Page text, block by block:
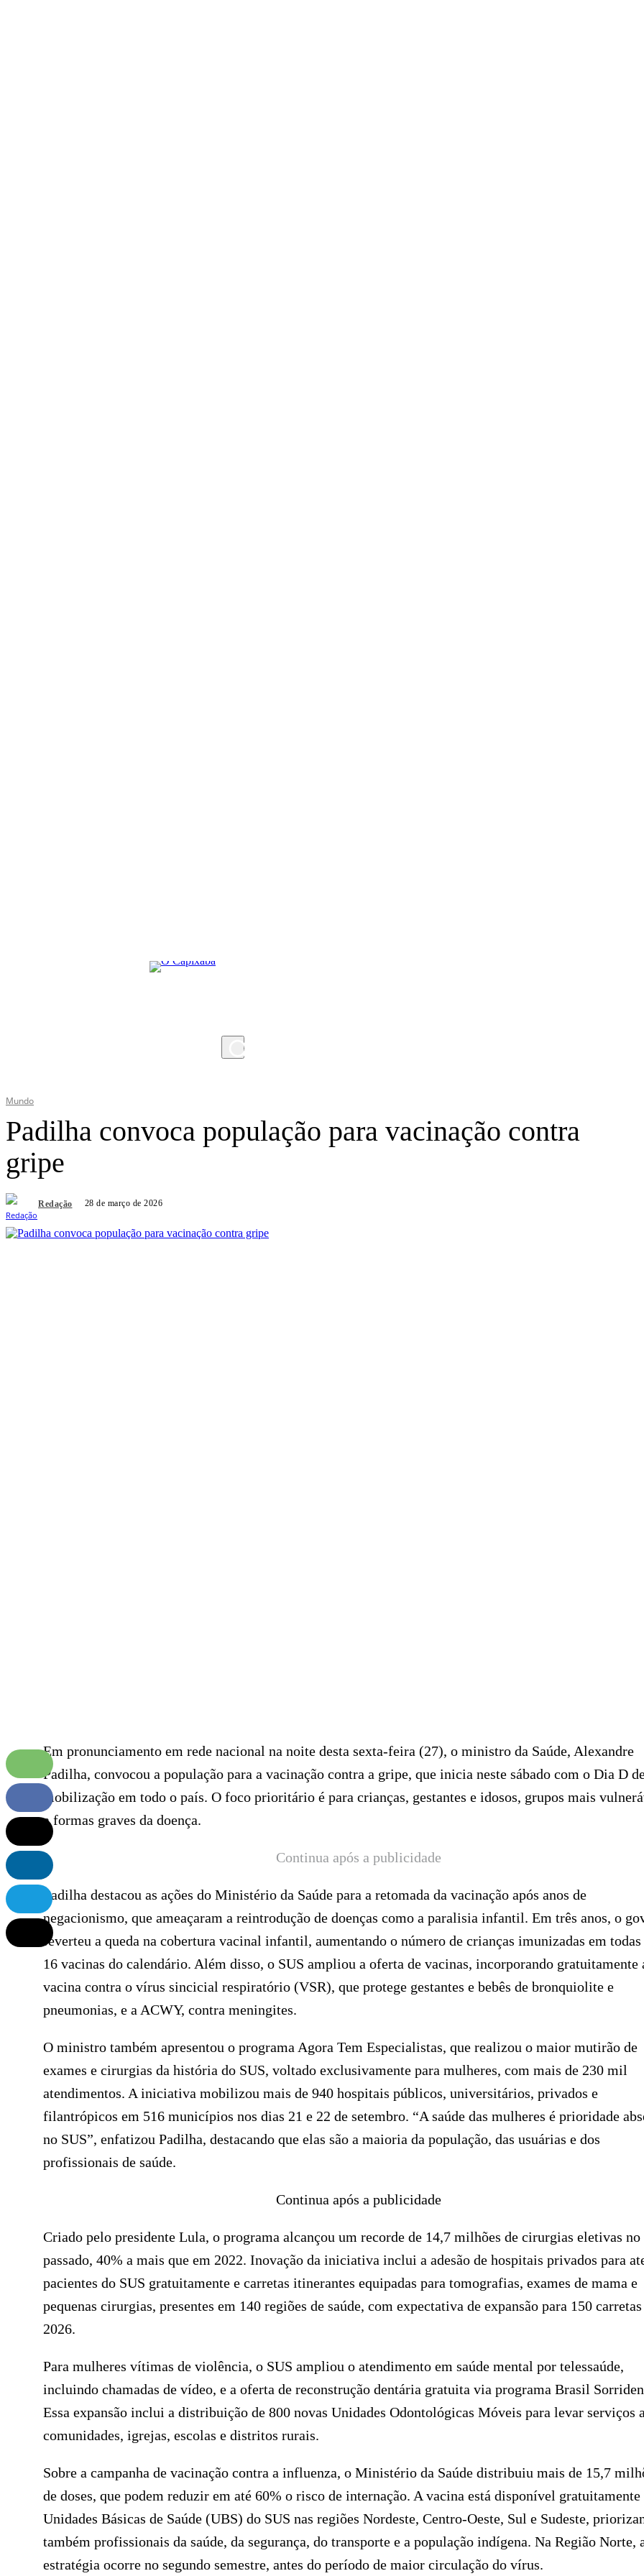
Mundo
Padilha convoca população para vacinação contra
gripe
Redação 28 de março de 2026
Em pronunciamento em rede nacional na noite desta sexta-feira (27), o ministro da Saúde, Alexandre
Padilha, convocou a população para a vacinação contra a gripe, que inicia neste sábado com o Dia D
mobilização em todo o país. O foco prioritário é para crianças, gestantes e idosos, grupos mais
a formas graves da doença.
Continua após a publicidade
Padilha destacou as ações do Ministério da Saúde para a retomada da vacinação após anos de
negacionismo, que ameaçaram a reintrodução de doenças como a paralisia infantil. Em três anos, o
reverteu a queda na cobertura vacinal infantil, aumentando o número de crianças imunizadas em todas
16 vacinas do calendário. Além disso, o SUS ampliou a oferta de vacinas, incorporando gratuitamente
vacina contra o vírus sincicial respiratório (VSR), que protege gestantes e bebês de bronquiolite e
pneumonias, e a ACWY, contra meningites.
O ministro também apresentou o programa Agora Tem Especialistas, que realizou o maior mutirão de
exames e cirurgias da história do SUS, voltado exclusivamente para mulheres, com mais de 230 mil
atendimentos. A iniciativa mobilizou mais de 940 hospitais públicos, universitários, privados e
filantrópicos em 516 municípios nos dias 21 e 22 de setembro. “A saúde das mulheres é prioridade
no SUS”, enfatizou Padilha, destacando que elas são a maioria da população, das usuárias e dos
profissionais de saúde.
Continua após a publicidade
Criado pelo presidente Lula, o programa alcançou um recorde de 14,7 milhões de cirurgias eletivas no
passado, 40% a mais que em 2022. Inovação da iniciativa inclui a adesão de hospitais privados para
pacientes do SUS gratuitamente e carretas itinerantes equipadas para tomografias, exames de mama e
pequenas cirurgias, presentes em 140 regiões de saúde, com expectativa de expansão para 150
2026.
Para mulheres vítimas de violência, o SUS ampliou o atendimento em saúde mental por telessaúde,
incluindo chamadas de vídeo, e a oferta de reconstrução dentária gratuita via programa Brasil
Essa expansão inclui a distribuição de 800 novas Unidades Odontológicas Móveis para levar serviços a
comunidades, igrejas, escolas e distritos rurais.
Sobre a campanha de vacinação contra a influenza, o Ministério da Saúde distribuiu mais de 15,7
de doses, que podem reduzir em até 60% o risco de internação. A vacina está disponível gratuitamente
Unidades Básicas de Saúde (UBS) do SUS nas regiões Nordeste, Centro-Oeste, Sul e Sudeste,
também profissionais da saúde, da segurança, do transporte e a população indígena. Na Região Norte,
estratégia ocorre no segundo semestre, antes do período de maior circulação do vírus.